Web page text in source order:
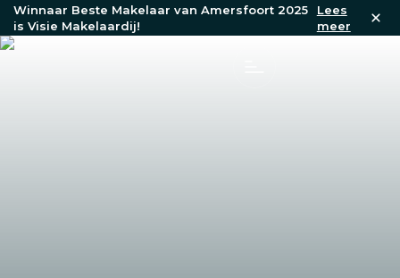
Winnaar Beste Makelaar van Amersfoort 2025
is Visie Makelaardij!
Lees
meer